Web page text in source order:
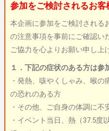
参加をご検討されるお客
本企画に参加をご検討される
の注意事項を事前にご確認い
ご協力を心よりお願い申し上
１．下記の症状のある方は参
・発熱、咳やくしゃみ、喉
の恐れのある方
・その他、ご自身の体調に不
・イベント当日、熱（37.5度